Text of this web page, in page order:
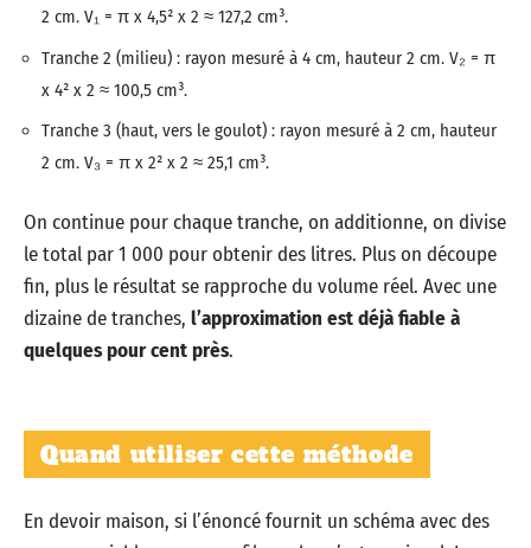
2 cm. V₁ = π x 4,5² x 2 ≈ 127,2 cm³.
Tranche 2 (milieu) : rayon mesuré à 4 cm, hauteur 2 cm. V₂ = π
x 4² x 2 ≈ 100,5 cm³.
Tranche 3 (haut, vers le goulot) : rayon mesuré à 2 cm, hauteur
2 cm. V₃ = π x 2² x 2 ≈ 25,1 cm³.
On continue pour chaque tranche, on additionne, on divise
le total par 1 000 pour obtenir des litres. Plus on découpe
fin, plus le résultat se rapproche du volume réel. Avec une
dizaine de tranches, l’approximation est déjà fiable à
quelques pour cent près.
Quand utiliser cette méthode
En devoir maison, si l’énoncé fournit un schéma avec des